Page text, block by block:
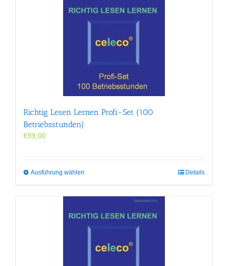
Richtig Lesen Lernen Profi-Set (100
Betriebsstunden)
€99,00
Ausführung wählen
Varianten
auf.
Optionen
Details